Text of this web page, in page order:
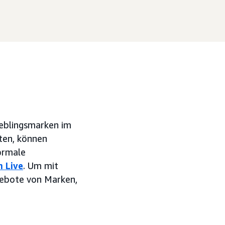
im
können
Live. Um mit
von Marken,